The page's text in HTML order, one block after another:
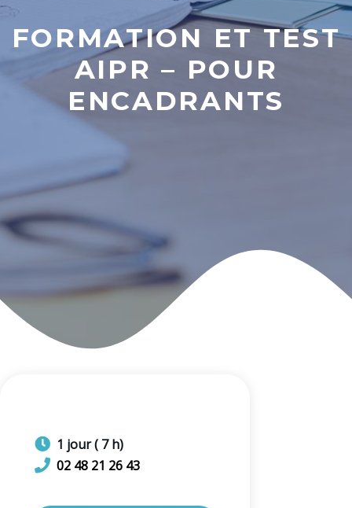
FORMATION ET TEST
AIPR – POUR
ENCADRANTS
1 jour( 7h)
02 48 21 26 43